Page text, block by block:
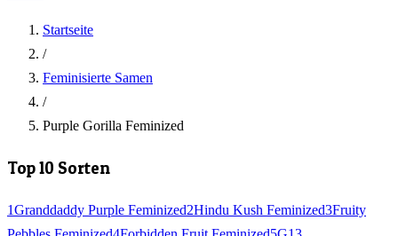
Startseite
/
Feminisierte Samen
/
Purple Gorilla Feminized
Top 10 Sorten
1Granddaddy Purple Feminized2Hindu Kush Feminized3Fruity